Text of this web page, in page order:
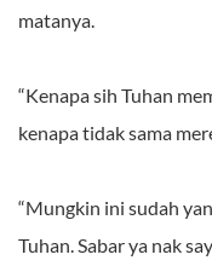
matanya.
“Kenapa sih Tuhan
kenapa tidak sama
“Mungkin ini sudah
Tuhan. Sabar ya nak